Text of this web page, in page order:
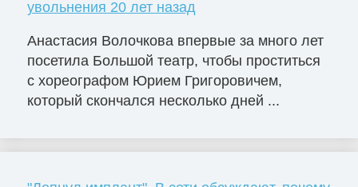
увольнения 20 лет назад
Анастасия Волочкова впервые за много лет
посетила Большой театр, чтобы проститься
с хореографом Юрием Григоровичем,
который скончался несколько дней ...